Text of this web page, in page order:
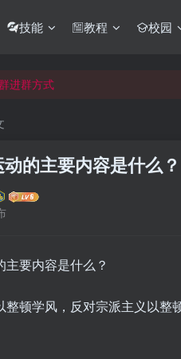
技能 教程 校园
问题和建议！
进群方式
的主要内容是什么？
要内容是什么？
整顿学风，反对宗派主义以